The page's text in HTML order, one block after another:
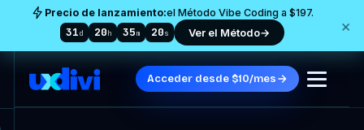
Precio de lanzamiento:el Método Vibe Coding a $197.
31d 20h 35m 17s Ver el Método→ ×
Acceder desde $10/mes